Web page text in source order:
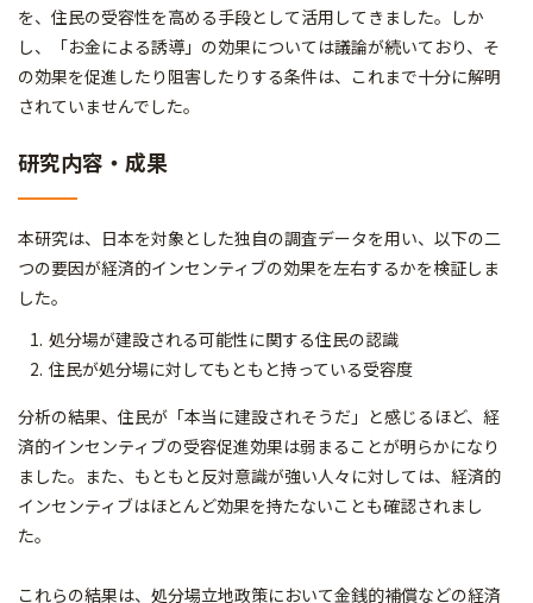
を、住民の受容性を高める手段として活用してきました。しか
し、「お金による誘導」の効果については議論が続いており、そ
の効果を促進したり阻害したりする条件は、これまで十分に解明
されていませんでした。
研究内容・成果
本研究は、日本を対象とした独自の調査データを用い、以下の二
つの要因が経済的インセンティブの効果を左右するかを検証しま
した。
処分場が建設される可能性に関する住民の認識
住民が処分場に対してもともと持っている受容度
分析の結果、住民が「本当に建設されそうだ」と感じるほど、経
済的インセンティブの受容促進効果は弱まることが明らかになり
ました。また、もともと反対意識が強い人々に対しては、経済的
インセンティブはほとんど効果を持たないことも確認されまし
た。
これらの結果は、処分場立地政策において金銭的補償などの経済